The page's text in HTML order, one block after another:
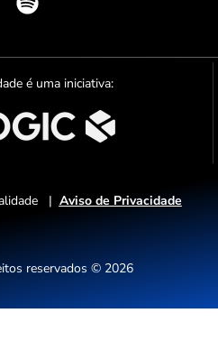
S
o
t
i
f
y
é uma iniciativa:
| Aviso de Privacidade
reservados © 2026